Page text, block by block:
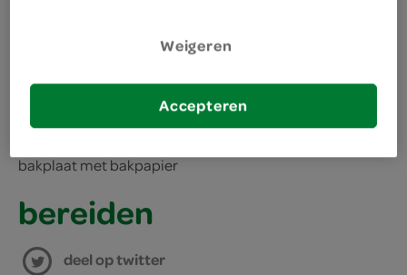
bakplaat met bakpapier
bereiden
deel op twitter
Weigeren
Accepteren